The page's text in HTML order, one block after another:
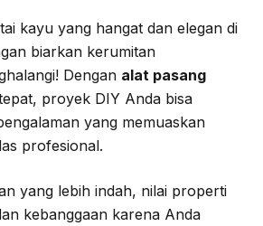
kayu yang hangat dan elegan di
biarkan kerumitan
Dengan alat pasang
proyek DIY Anda bisa
yang memuaskan
profesional.
yang lebih indah, nilai properti
kebanggaan karena Anda